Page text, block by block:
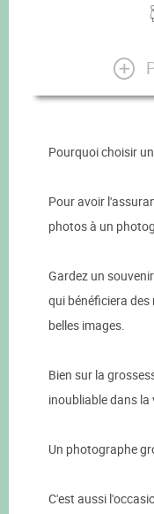
Pourquoi choisir
Pour avoir
photos à un
Gardez un
qui bénéficiera
belles images.
Bien sur la
inoubliable dans la
Un photographe
C'est aussi